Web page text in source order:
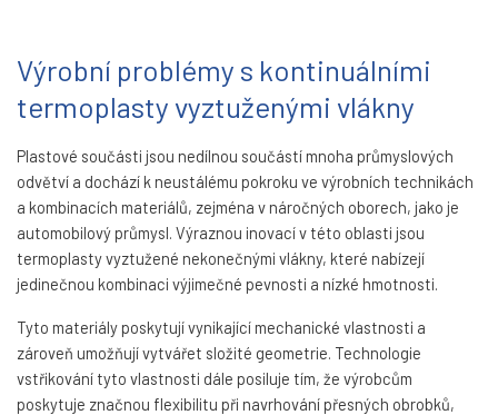
Výrobní problémy s kontinuálními
termoplasty vyztuženými vlákny
Plastové součásti jsou nedílnou součástí mnoha průmyslových
odvětví a dochází k neustálému pokroku ve výrobních technikách
a kombinacích materiálů, zejména v náročných oborech, jako je
automobilový průmysl. Výraznou inovací v této oblasti jsou
termoplasty vyztužené nekonečnými vlákny, které nabízejí
jedinečnou kombinaci výjimečné pevnosti a nízké hmotnosti.
Tyto materiály poskytují vynikající mechanické vlastnosti a
zároveň umožňují vytvářet složité geometrie. Technologie
vstřikování tyto vlastnosti dále posiluje tím, že výrobcům
poskytuje značnou flexibilitu při navrhování přesných obrobků,